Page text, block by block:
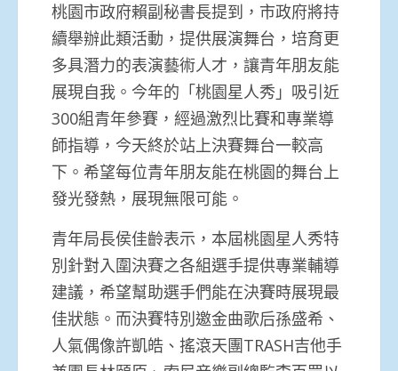
桃園市政府賴副秘書長提到，市政府將持
續舉辦此類活動，提供展演舞台，培育更
多具潛力的表演藝術人才，讓青年朋友能
展現自我。今年的「桃園星人秀」吸引近
300組青年參賽，經過激烈比賽和專業導
師指導，今天終於站上決賽舞台一較高
下。希望每位青年朋友能在桃園的舞台上
發光發熱，展現無限可能。
青年局長侯佳齡表示，本屆桃園星人秀特
別針對入圍決賽之各組選手提供專業輔導
建議，希望幫助選手們能在決賽時展現最
佳狀態。而決賽特別邀金曲歌后孫盛希、
人氣偶像許凱皓、搖滾天團TRASH吉他手